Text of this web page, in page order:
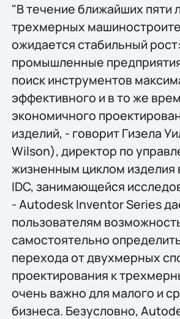
"В течение ближайших пяти
трехмерных
ожидается стабильный рост:
промышленные
поиск инструментов
эффективного и в то же
экономичного
изделий, - говорит Гизела
Wilson), директор по
жизненным циклом изделия
IDC, занимающейся
- Autodesk Inventor Series
пользователям
самостоятельно
перехода от двухмерных
проектирования к
очень важно для малого и
бизнеса. Безусловно,